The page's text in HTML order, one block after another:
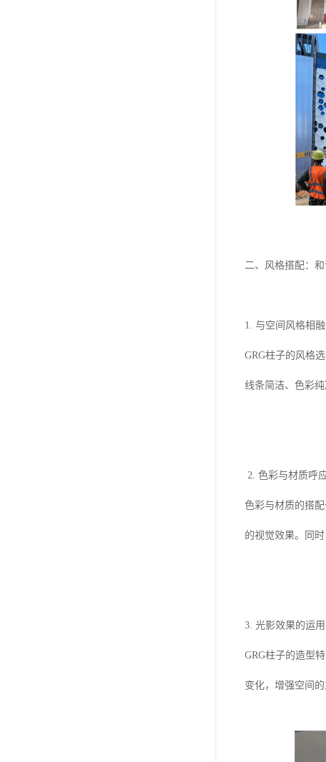
二、风格搭配：
1. 与空间风格相
GRG柱子的风格
线条简洁、色彩
2. 色彩与材质呼
色彩与材质的搭
的视觉效果。同
3. 光影效果的运用
GRG柱子的造型
变化，增强空间的